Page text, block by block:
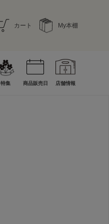
カート My本棚
特集 商品販売日 店舗情報